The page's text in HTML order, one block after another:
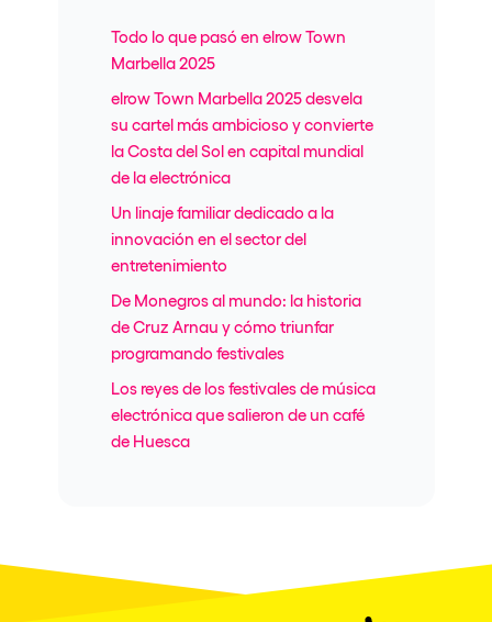
Todo lo que pasó en elrow Town
Marbella 2025
elrow Town Marbella 2025 desvela
su cartel más ambicioso y convierte
la Costa del Sol en capital mundial
de la electrónica
Un linaje familiar dedicado a la
innovación en el sector del
entretenimiento
De Monegros al mundo: la historia
de Cruz Arnau y cómo triunfar
programando festivales
Los reyes de los festivales de música
electrónica que salieron de un café
de Huesca